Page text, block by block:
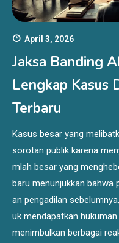
April 3, 2026
Jaksa Banding
Lengkap Kasus
Terbaru
Kasus besar yang
sorotan publik karena
mlah besar yang
baru menunjukkan bahwa
an pengadilan
uk mendapatkan
menimbulkan berbagai